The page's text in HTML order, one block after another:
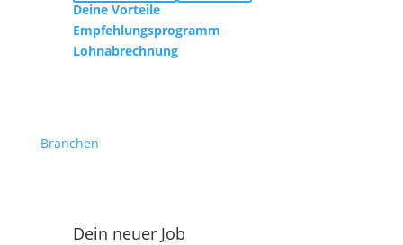
Deine Vorteile
Empfehlungsprogramm
Lohnabrechnung
Branchen
Dein neuer Job